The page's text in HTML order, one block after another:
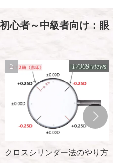
心者～中級者向け：眼
クロスシリンダー法のやり方
17369 views